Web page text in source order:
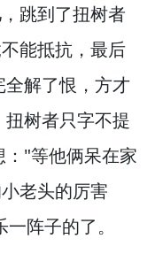
跳到了扭树者
能抵抗， 最后
解了恨， 方才
扭树者只字不提
："等他俩呆在家
老头的厉害
阵子的了。